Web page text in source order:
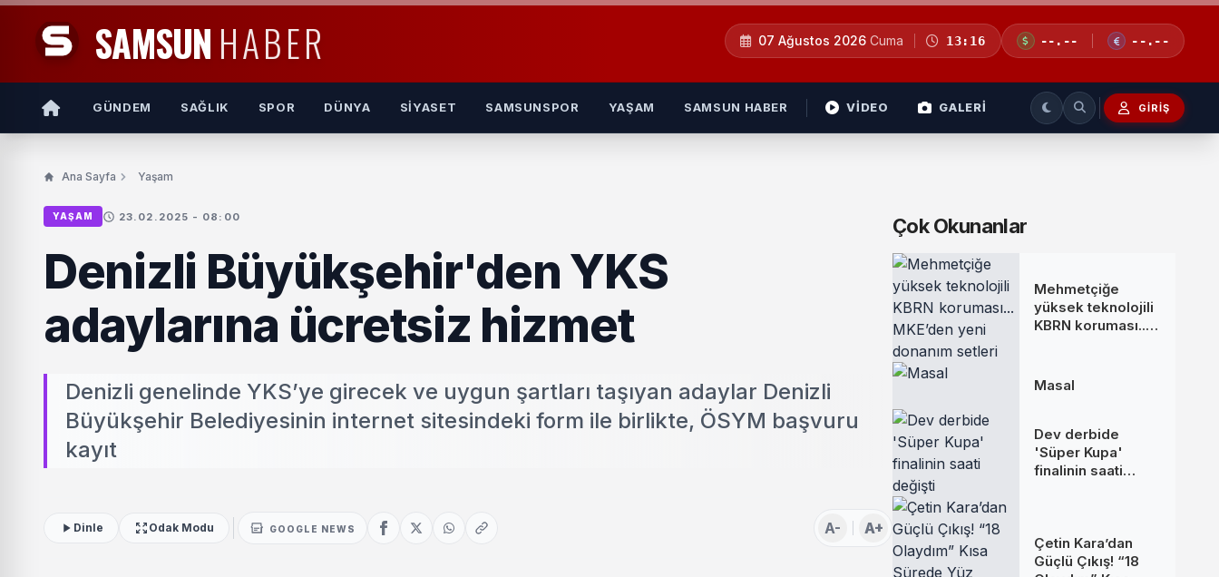
SAMSUN HABER 07 Ağustos 2026 Cuma 13:16 --.-- --.--
GÜNDEM SAĞLIK SPOR DÜNYA SIYASET SAMSUNSPOR YAŞAM SAMSUN HABER VİDEO GALERİ GIRIŞ
Ana Sayfa Yaşam
YAŞAM 23.02.2025 - 08:00
Denizli Büyükşehir'den YKS
adaylarına ücretsiz hizmet
Denizli genelinde YKS’ye girecek ve uygun şartları taşıyan adaylar Denizli
Büyükşehir Belediyesinin internet sitesindeki form ile birlikte, ÖSYM başvuru
kayıt
Dinle Odak Modu GOOGLE NEWS A- A+
Çok Okunanlar
Mehmetçiğe
yüksek teknolojili
KBRN koruması...
Masal
Dev derbide
'Süper Kupa'
finalinin saati
Çetin Kara’dan
Güçlü Çıkış! “18